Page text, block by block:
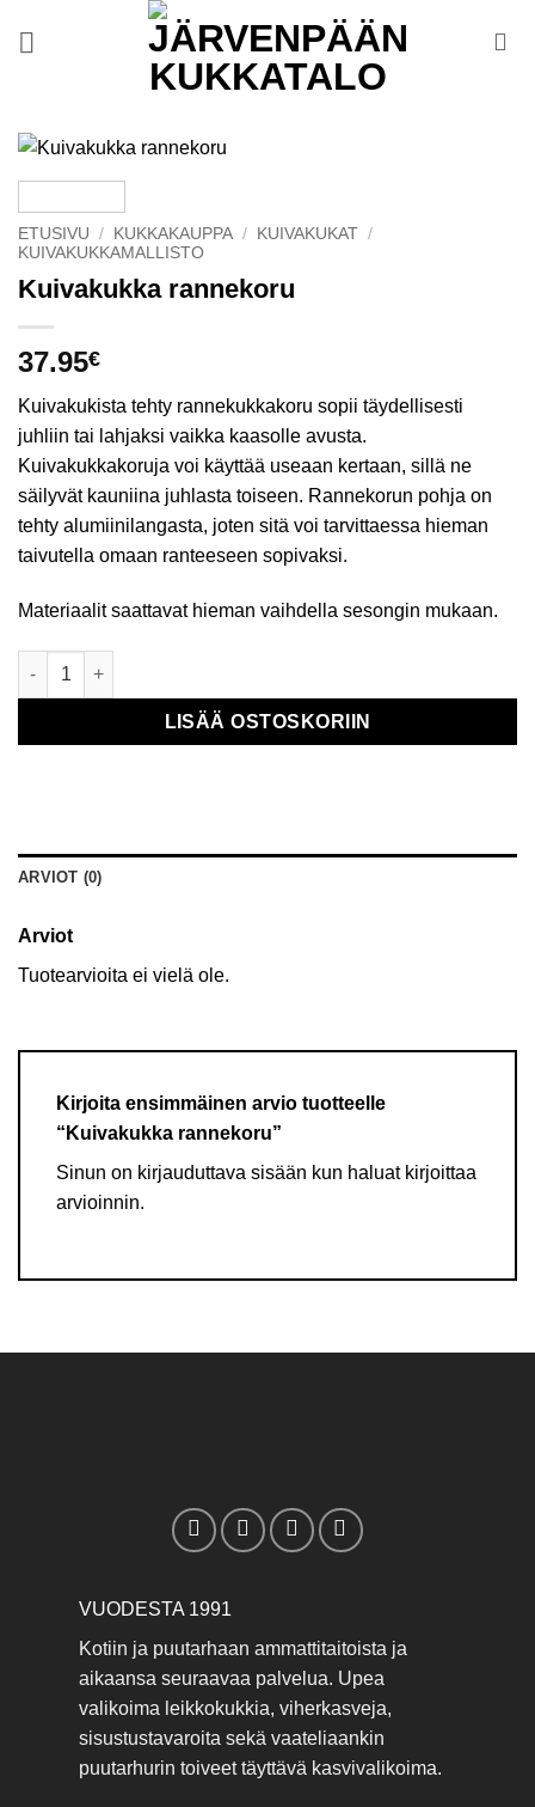
ETUSIVU / KUKKAKAUPPA / KUIVAKUKAT /
KUIVAKUKKAMALLISTO
Kuivakukka rannekoru
37.95€
Kuivakukista tehty rannekukkakoru sopii täydellisesti
juhliin tai lahjaksi vaikka kaasolle avusta.
Kuivakukkakoruja voi käyttää useaan kertaan, sillä ne
säilyvät kauniina juhlasta toiseen. Rannekorun pohja on
tehty alumiinilangasta, joten sitä voi tarvittaessa hieman
taivutella omaan ranteeseen sopivaksi.
Materiaalit saattavat hieman vaihdella sesongin mukaan.
Kuivakukka rannekoru määrä
LISÄÄ OSTOSKORIIN
ARVIOT (0)
Arviot
Tuotearvioita ei vielä ole.
Kirjoita ensimmäinen arvio tuotteelle
“Kuivakukka rannekoru”
Sinun on kirjauduttava sisään kun haluat kirjoittaa
arvioinnin.
VUODESTA 1991
Kotiin ja puutarhaan ammattitaitoista ja
aikaansa seuraavaa palvelua. Upea
valikoima leikkokukkia, viherkasveja,
sisustustavaroita sekä vaateliaankin
puutarhurin toiveet täyttävä kasvivalikoima.